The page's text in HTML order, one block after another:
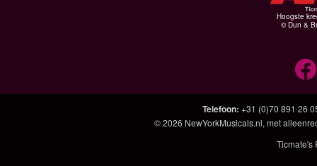
Hoogste
© Dun &
Telefoon: +31 (0)70 891 26
© 2026 NewYorkMusicals.nl, met
Ticmate's